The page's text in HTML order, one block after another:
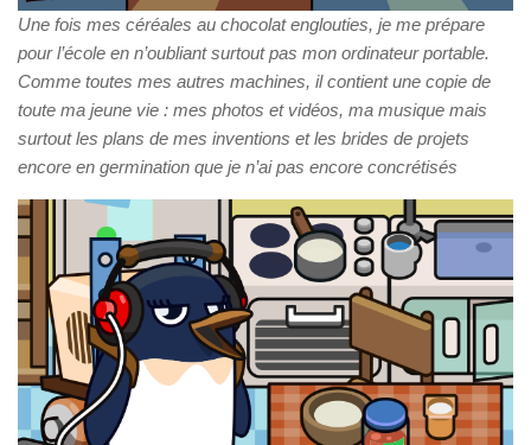
Une fois mes céréales au chocolat englouties, je me prépare
pour l’école en n’oubliant surtout pas mon ordinateur portable.
Comme toutes mes autres machines, il contient une copie de
toute ma jeune vie : mes photos et vidéos, ma musique mais
surtout les plans de mes inventions et les brides de projets
encore en germination que je n’ai pas encore concrétisés